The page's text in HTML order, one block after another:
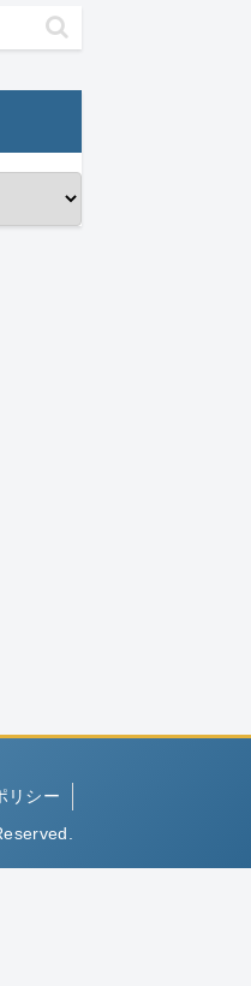
リシー